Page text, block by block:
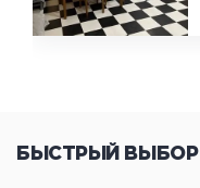
БЫСТРЫЙ ВЫБОР